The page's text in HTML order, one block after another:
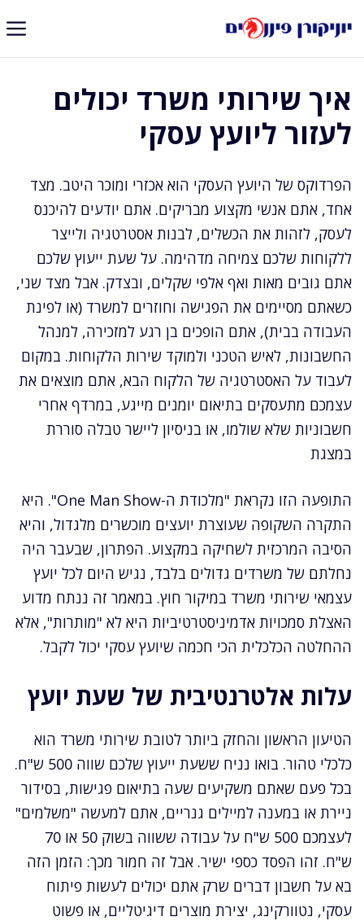
לתוכן
איך שירותי משרד יכולים
לעזור ליועץ עסקי
הפרדוקס של היועץ העסקי הוא אכזרי ומוכר היטב. מצד
אחד, אתם אנשי מקצוע מבריקים. אתם יודעים להיכנס
לעסק, לזהות את הכשלים, לבנות אסטרטגיה ולייצר
ללקוחות שלכם צמיחה מדהימה. על שעת ייעוץ שלכם
אתם גובים מאות ואף אלפי שקלים, ובצדק. אבל מצד שני,
כשאתם מסיימים את הפגישה וחוזרים למשרד (או לפינת
העבודה בבית), אתם הופכים בן רגע למזכירה, למנהל
החשבונות, לאיש הטכני ולמוקד שירות הלקוחות. במקום
לעבוד על האסטרטגיה של הלקוח הבא, אתם מוצאים את
עצמכם מתעסקים בתיאום יומנים מייגע, במרדף אחרי
חשבוניות שלא שולמו, או בניסיון ליישר טבלה סוררת
במצגת
התופעה הזו נקראת "מלכודת ה-One Man Show". היא
התקרה השקופה שעוצרת יועצים מוכשרים מלגדול, והיא
הסיבה המרכזית לשחיקה במקצוע. הפתרון, שבעבר היה
נחלתם של משרדים גדולים בלבד, נגיש היום לכל יועץ
עצמאי שירותי משרד במיקור חוץ. במאמר זה ננתח מדוע
האצלת סמכויות אדמיניסטרטיביות היא לא "מותרות", אלא
ההחלטה הכלכלית הכי חכמה שיועץ עסקי יכול לקבל.
עלות אלטרנטיבית של שעת יועץ
הטיעון הראשון והחזק ביותר לטובת שירותי משרד הוא
כלכלי טהור. בואו נניח ששעת ייעוץ שלכם שווה 500 ש"ח.
בכל פעם שאתם משקיעים שעה בתיאום פגישות, בסידור
ניירת או במענה למיילים גנריים, אתם למעשה "משלמים"
לעצמכם 500 ש"ח על עבודה ששווה בשוק 50 או 70
ש"ח. זהו הפסד כספי ישיר. אבל זה חמור מכך: הזמן הזה
בא על חשבון דברים שרק אתם יכולים לעשות פיתוח
עסקי, נטוורקינג, יצירת מוצרים דיגיטליים, או פשוט